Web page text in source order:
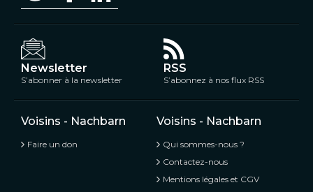
Newsletter
S’abonner à la newsletter
RSS
S’abonnez à nos flux RSS
Voisins - Nachbarn
Faire un don
Voisins - Nachbarn
Qui sommes-nous ?
Contactez-nous
Mentions légales et CGV